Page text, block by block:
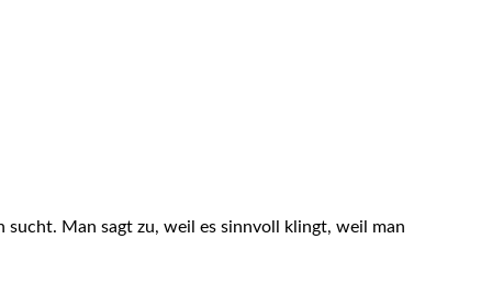
Man sagt zu, weil es sinnvoll klingt, weil man